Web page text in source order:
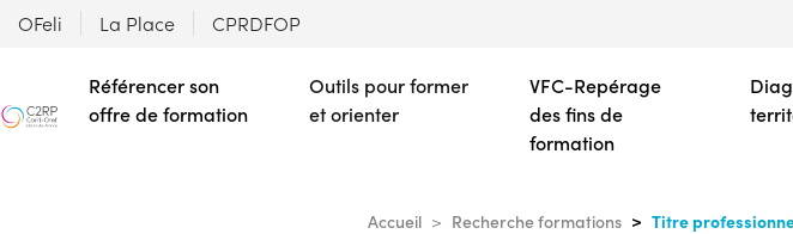
OFeli La Place CPRDFOP
Référencer son
offre de formation
Outils pour former
et orienter
VFC-Repérage
des fins de
formation
Accueil Recherche formations Titre